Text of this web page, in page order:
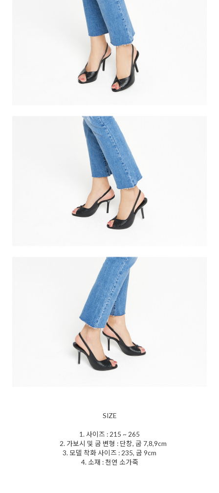
SIZE
1. 사이즈 : 215 ~ 265
2. 가보시 및 굽 변형 : 단창, 굽 7,8,9cm
3. 모델 착화 사이즈 : 235, 굽 9cm
4. 소재 : 천연 소가죽